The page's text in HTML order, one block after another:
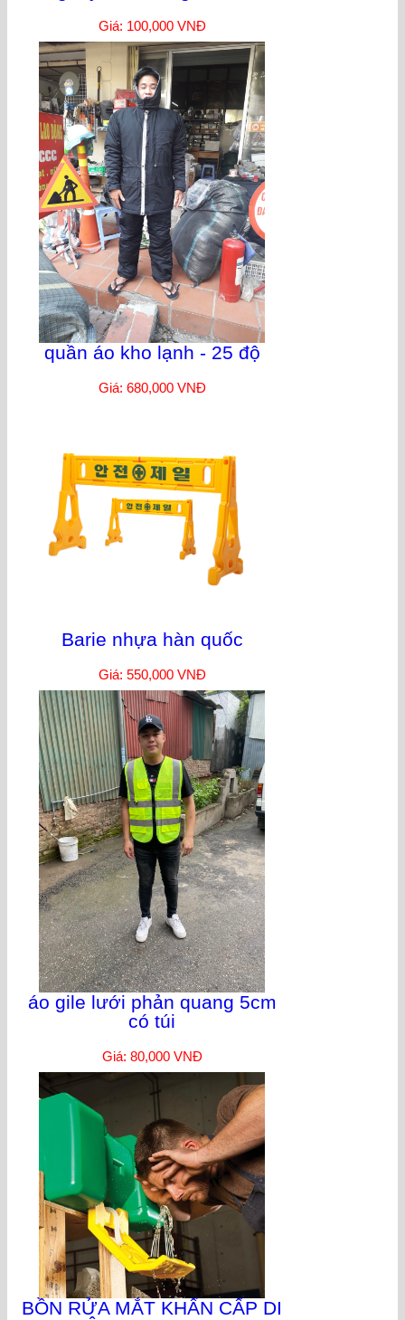
Giá: 100,000 VNĐ
quần áo kho lạnh - 25 độ
Giá: 680,000 VNĐ
Barie nhựa hàn quốc
Giá: 550,000 VNĐ
áo gile lưới phản quang 5cm
có túi
Giá: 80,000 VNĐ
BỒN RỬA MẮT KHẨN CẤP DI